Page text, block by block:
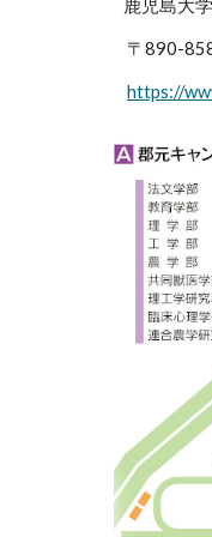
鹿児島大
〒890-
https://